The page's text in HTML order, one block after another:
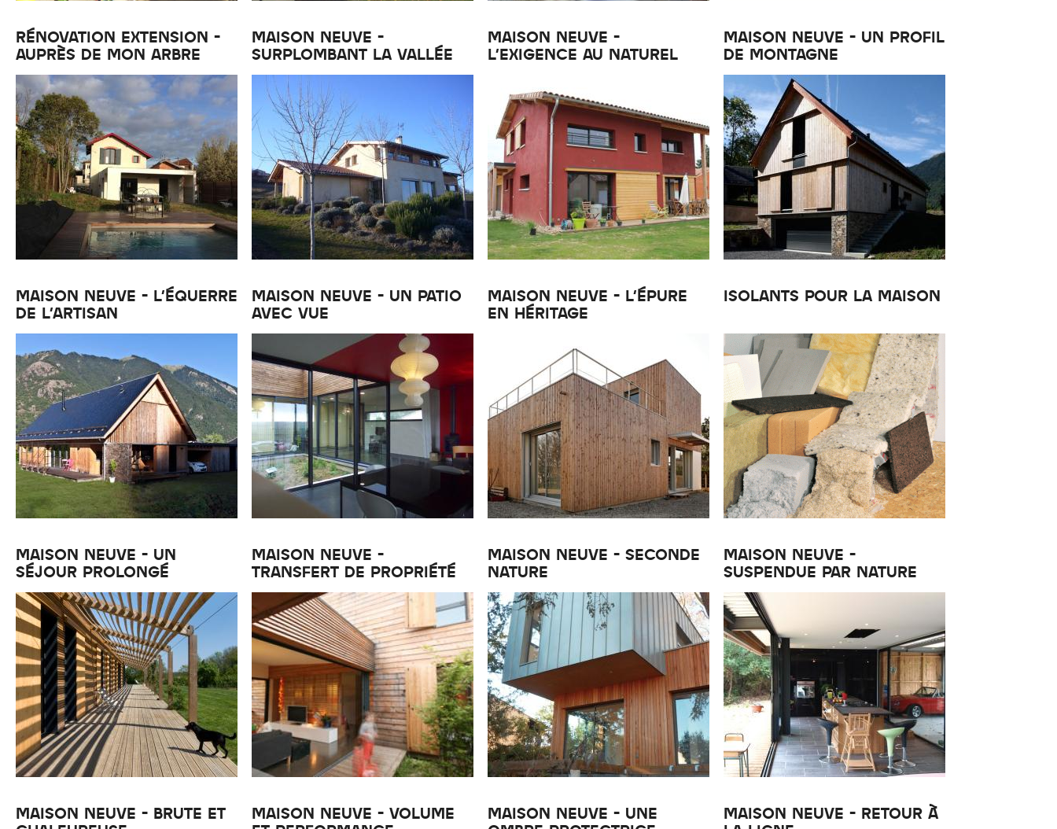
RÉNOVATION EXTENSION -
AUPRÈS DE MON ARBRE
MAISON NEUVE -
SURPLOMBANT LA VALLÉE
MAISON NEUVE -
L'EXIGENCE AU NATUREL
MAISON NEUVE - UN PROFIL
DE MONTAGNE
MAISON NEUVE - L'ÉQUERRE
DE L'ARTISAN
MAISON NEUVE - UN PATIO
AVEC VUE
MAISON NEUVE - L'ÉPURE
EN HÉRITAGE
ISOLANTS POUR LA MAISON
MAISON NEUVE - UN
SÉJOUR PROLONGÉ
MAISON NEUVE -
TRANSFERT DE PROPRIÉTÉ
MAISON NEUVE - SECONDE
NATURE
MAISON NEUVE -
SUSPENDUE PAR NATURE
MAISON NEUVE - BRUTE ET
MAISON NEUVE - VOLUME
MAISON NEUVE - UNE
MAISON NEUVE - RETOUR À